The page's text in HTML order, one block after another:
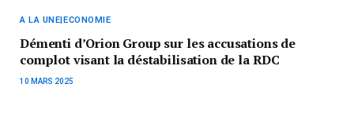
A LA UNE|ECONOMIE
Démenti d’Orion Group sur les accusations de
complot visant la déstabilisation de la RDC
10 MARS 2025